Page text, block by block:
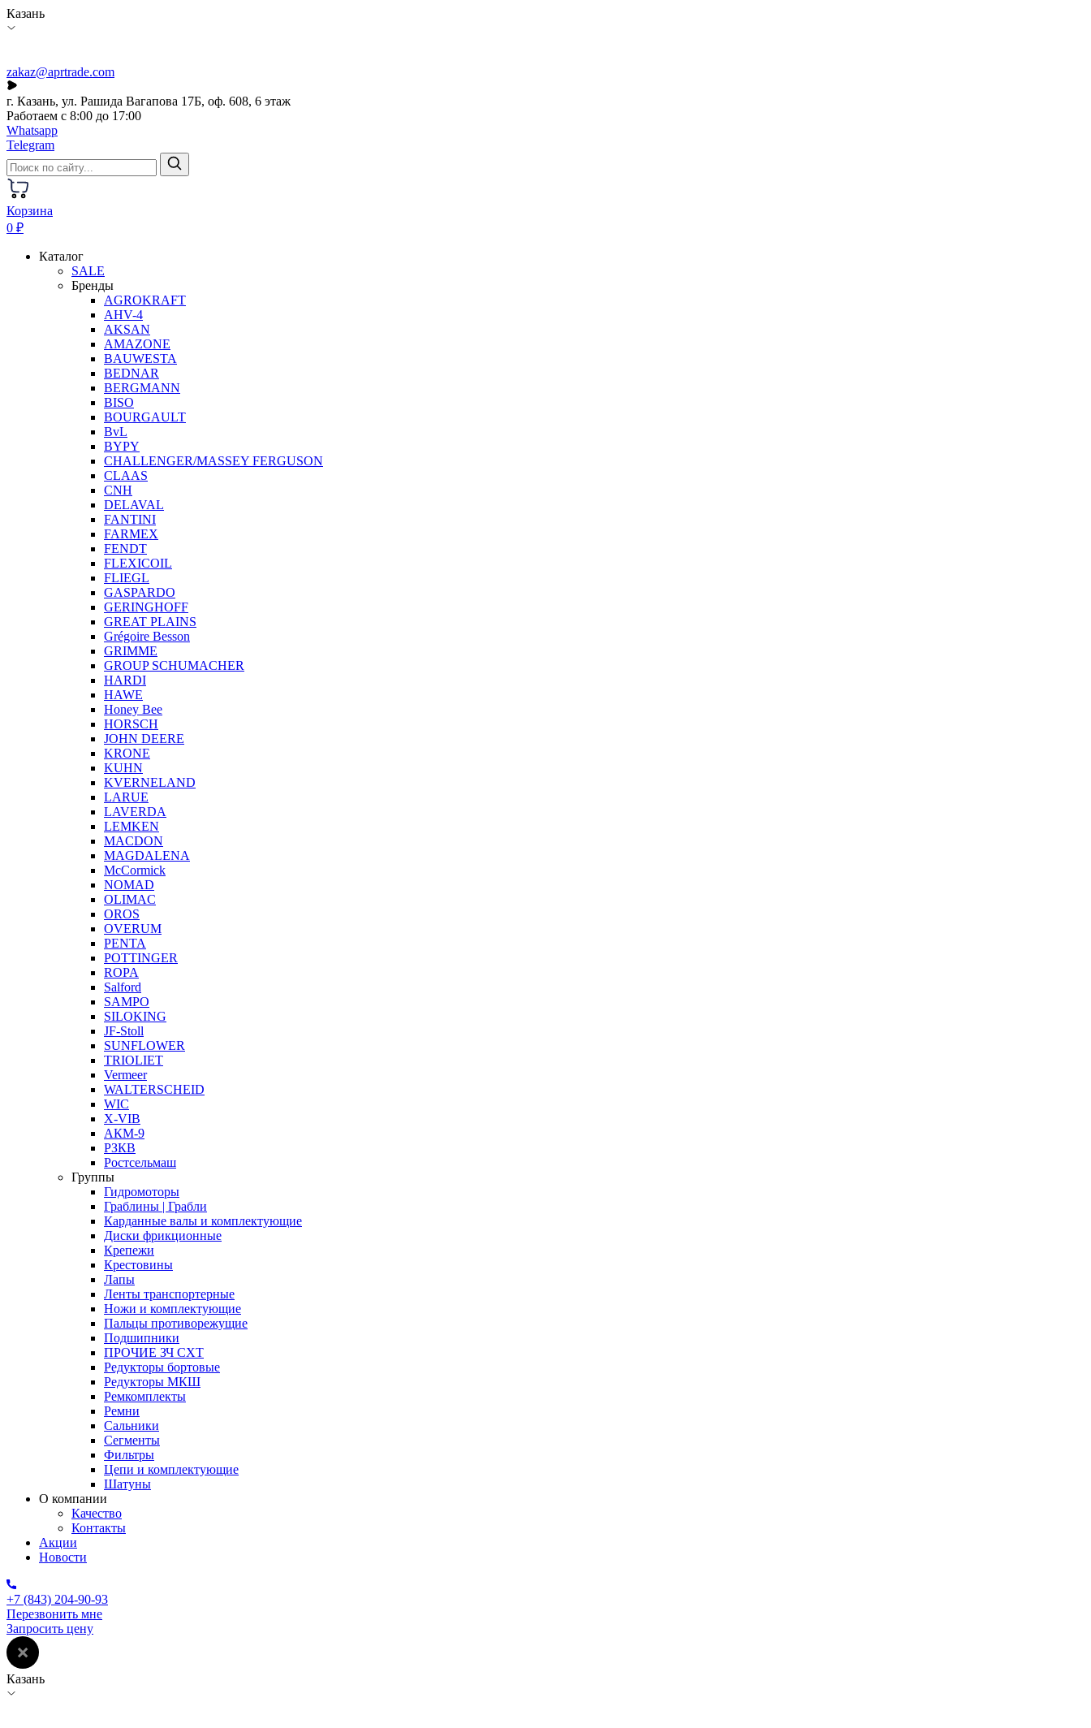
Казань
zakaz@aprtrade.com
г. Казань, ул. Рашида Вагапова 17Б, оф. 608, 6 этаж
Работаем с 8:00 до 17:00
Whatsapp
Telegram
Корзина
0 ₽
Каталог
SALE
Бренды
AGROKRAFT
AHV-4
AKSAN
AMAZONE
BAUWESTA
BEDNAR
BERGMANN
BISO
BOURGAULT
BvL
BYPY
CHALLENGER/MASSEY FERGUSON
CLAAS
CNH
DELAVAL
FANTINI
FARMEX
FENDT
FLEXICOIL
FLIEGL
GASPARDO
GERINGHOFF
GREAT PLAINS
Grégoire Besson
GRIMME
GROUP SCHUMACHER
HARDI
HAWE
Honey Bee
HORSCH
JOHN DEERE
KRONE
KUHN
KVERNELAND
LARUE
LAVERDA
LEMKEN
MACDON
MAGDALENA
McCormick
NOMAD
OLIMAC
OROS
OVERUM
PENTA
POTTINGER
ROPA
Salford
SAMPO
SILOKING
JF-Stoll
SUNFLOWER
TRIOLIET
Vermeer
WALTERSCHEID
WIC
X-VIB
АКМ-9
РЗКВ
Ростсельмаш
Группы
Гидромоторы
Граблины | Грабли
Карданные валы и комплектующие
Диски фрикционные
Крепежи
Крестовины
Лапы
Ленты транспортерные
Ножи и комплектующие
Пальцы противорежущие
Подшипники
ПРОЧИЕ ЗЧ СХТ
Редукторы бортовые
Редукторы МКШ
Ремкомплекты
Ремни
Сальники
Сегменты
Фильтры
Цепи и комплектующие
Шатуны
О компании
Качество
Контакты
Акции
Новости
+7 (843) 204-90-93
Перезвонить мне
Запросить цену
Казань